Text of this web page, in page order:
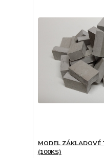
MODEL ZÁKLADOVÉ
(100KS)